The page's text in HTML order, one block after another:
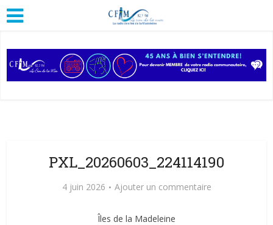
PXL_20260603_224114190
4 juin 2026 Ajouter un commentaire
Îles de la Madeleine